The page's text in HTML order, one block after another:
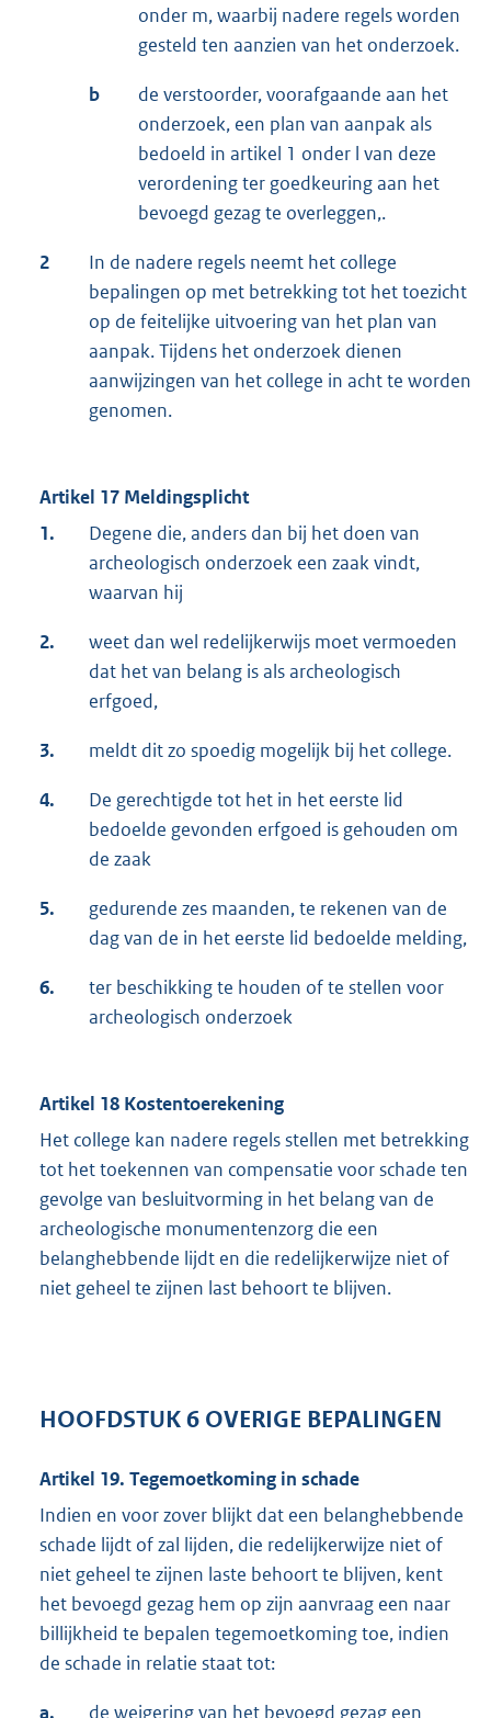
onder m, waarbij nadere regels worden
gesteld ten aanzien van het onderzoek.
b
de verstoorder, voorafgaande aan het
onderzoek, een plan van aanpak als
bedoeld in artikel 1 onder l van deze
verordening ter goedkeuring aan het
bevoegd gezag te overleggen,.
2
In de nadere regels neemt het college
bepalingen op met betrekking tot het toezicht
op de feitelijke uitvoering van het plan van
aanpak. Tijdens het onderzoek dienen
aanwijzingen van het college in acht te worden
genomen.
Artikel 17 Meldingsplicht
1.
Degene die, anders dan bij het doen van
archeologisch onderzoek een zaak vindt,
waarvan hij
2.
weet dan wel redelijkerwijs moet vermoeden
dat het van belang is als archeologisch
erfgoed,
3. meldt dit zo spoedig mogelijk bij het college.
4.
De gerechtigde tot het in het eerste lid
bedoelde gevonden erfgoed is gehouden om
de zaak
5.
gedurende zes maanden, te rekenen van de
dag van de in het eerste lid bedoelde melding,
6.
ter beschikking te houden of te stellen voor
archeologisch onderzoek
Artikel 18 Kostentoerekening
Het college kan nadere regels stellen met betrekking
tot het toekennen van compensatie voor schade ten
gevolge van besluitvorming in het belang van de
archeologische monumentenzorg die een
belanghebbende lijdt en die redelijkerwijze niet of
niet geheel te zijnen last behoort te blijven.
HOOFDSTUK 6 OVERIGE BEPALINGEN
Artikel 19. Tegemoetkoming in schade
Indien en voor zover blijkt dat een belanghebbende
schade lijdt of zal lijden, die redelijkerwijze niet of
niet geheel te zijnen laste behoort te blijven, kent
het bevoegd gezag hem op zijn aanvraag een naar
billijkheid te bepalen tegemoetkoming toe, indien
de schade in relatie staat tot:
a. de weigering van het bevoegd gezag een